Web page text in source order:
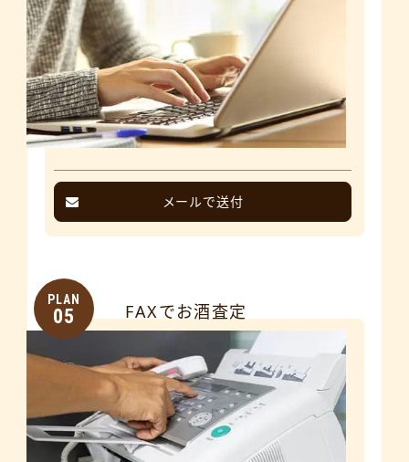
メールで送付
PLAN
05 FAXでお酒査定